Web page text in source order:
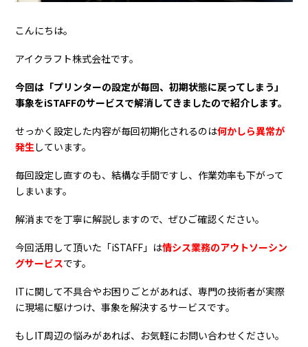
こんにちは。
アイクラフト株式会社です。
今回は「プリンターの設定が毎回、初期状態に戻ってしまう」
事象をiSTAFFのサービスで解消してきましたので紹介します。
せっかく設定した内容が毎回初期化されるのは何かしら異常が
発生しています。
毎回設定し直すのも、結構な手間ですし、作業効率も下がって
しまいます。
解消までを丁寧に解説しますので、ぜひご確認ください。
今回活用して頂いた「iSTAFF」は情シス業務のアウトソーシン
グサービスです。
ITに関して不具合やお困りごとがあれば、専門の技術者が実際
に現場に駆けつけ、事象を解決するサービスです。
もしIT周辺の悩みがあれば、お気軽にお問い合わせください。